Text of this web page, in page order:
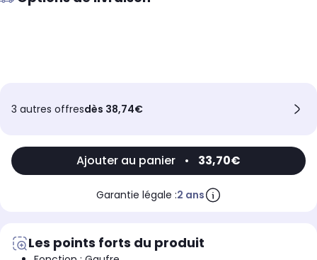
3 autres offresdès 38,74€
Ajouter au panier • 33,70€
Garantie légale :2 ans
Les points forts du produit